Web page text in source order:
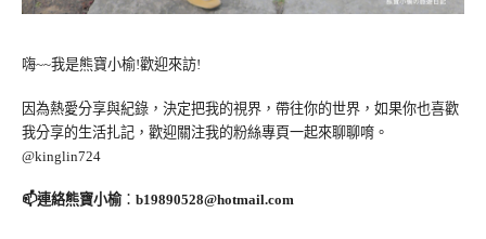
嗨~~我是熊寶小榆!歡迎來訪!
因為熱愛分享與紀錄，決定把我的視界，帶往你的世界，如果你也喜歡
我分享的生活扎記，歡迎關注我的粉絲專頁一起來聊聊唷。
@kinglin724
📫連絡熊寶小榆： b19890528@hotmail.com